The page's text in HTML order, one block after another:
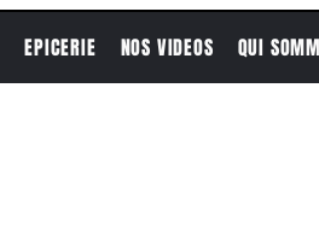
EPICERIE NOS VIDEOS QUI